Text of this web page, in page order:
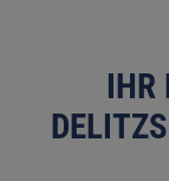
IHR